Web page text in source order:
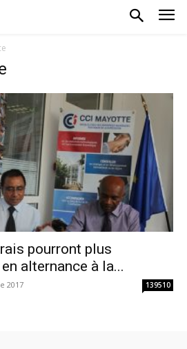
pourront plus
alternance à la...
2017 139510